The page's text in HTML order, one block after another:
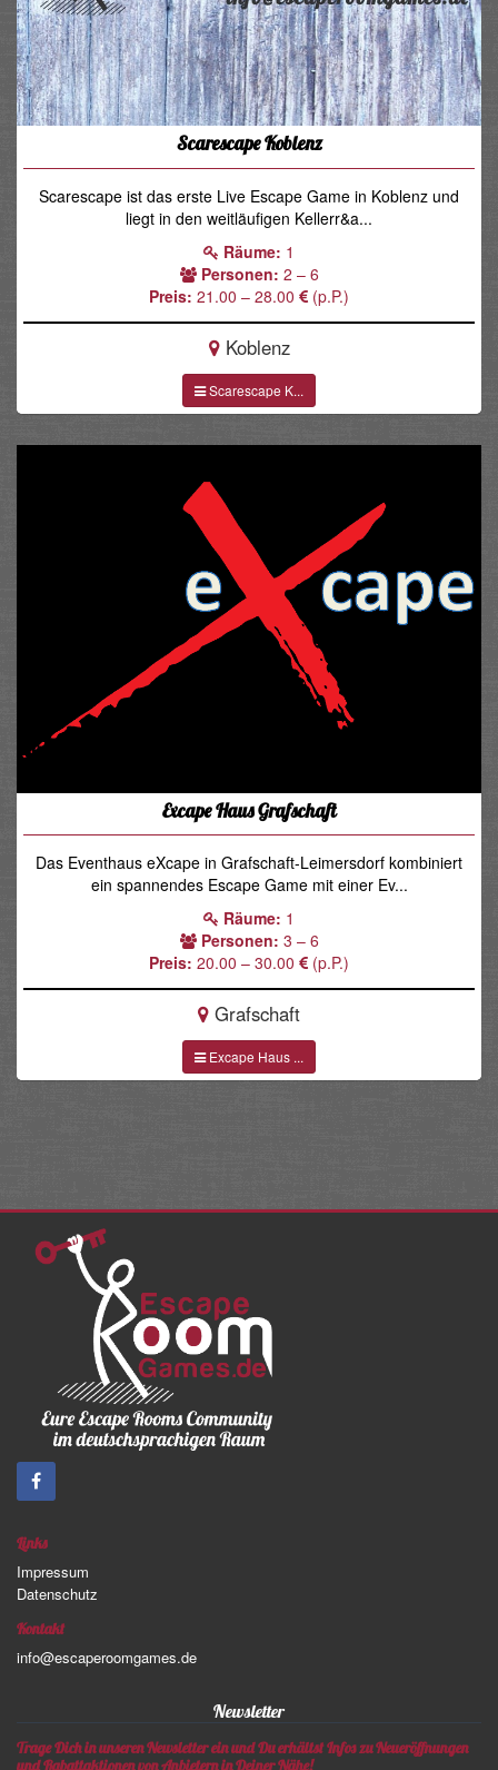
Scarescape Koblenz
Scarescape ist das erste Live Escape Game in Koblenz und
liegt in den weitläufigen Kellerr&a...
Räume: 1
Personen: 2 – 6
Preis: 21.00 – 28.00 (p.P.)
Koblenz
Scarescape K...
Excape Haus Grafschaft
Das Eventhaus eXcape in Grafschaft-Leimersdorf kombiniert
ein spannendes Escape Game mit einer Ev...
Räume: 1
Personen: 3 – 6
Preis: 20.00 – 30.00 (p.P.)
Grafschaft
Excape Haus ...
Links
Impressum
Datenschutz
Kontakt
info@escaperoomgames.de
Newsletter
Trage Dich in unseren Newsletter ein und Du erhältst Infos zu Neueröffnungen
und Rabattaktionen von Anbietern in Deiner Nähe!